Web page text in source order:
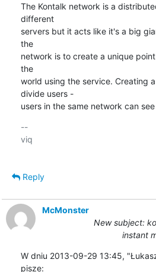
The Kontalk network is a
different
servers but it acts like it's a big
the
network is to create a unique
the
world using the service. Creating
divide users -
users in the same network can
--
viq
Reply
McMonster
New subject:
instant
W dniu 2013-09-29 13:45,
pisze: